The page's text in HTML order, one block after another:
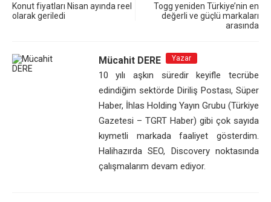
Konut fiyatları Nisan ayında reel
olarak geriledi
Togg yeniden Türkiye’nin en
değerli ve güçlü markaları
arasında
Mücahit DERE Yazar
10 yılı aşkın süredir keyifle tecrübe
edindiğim sektörde Diriliş Postası, Süper
Haber, İhlas Holding Yayın Grubu (Türkiye
Gazetesi – TGRT Haber) gibi çok sayıda
kıymetli markada faaliyet gösterdim.
Halihazırda SEO, Discovery noktasında
çalışmalarım devam ediyor.